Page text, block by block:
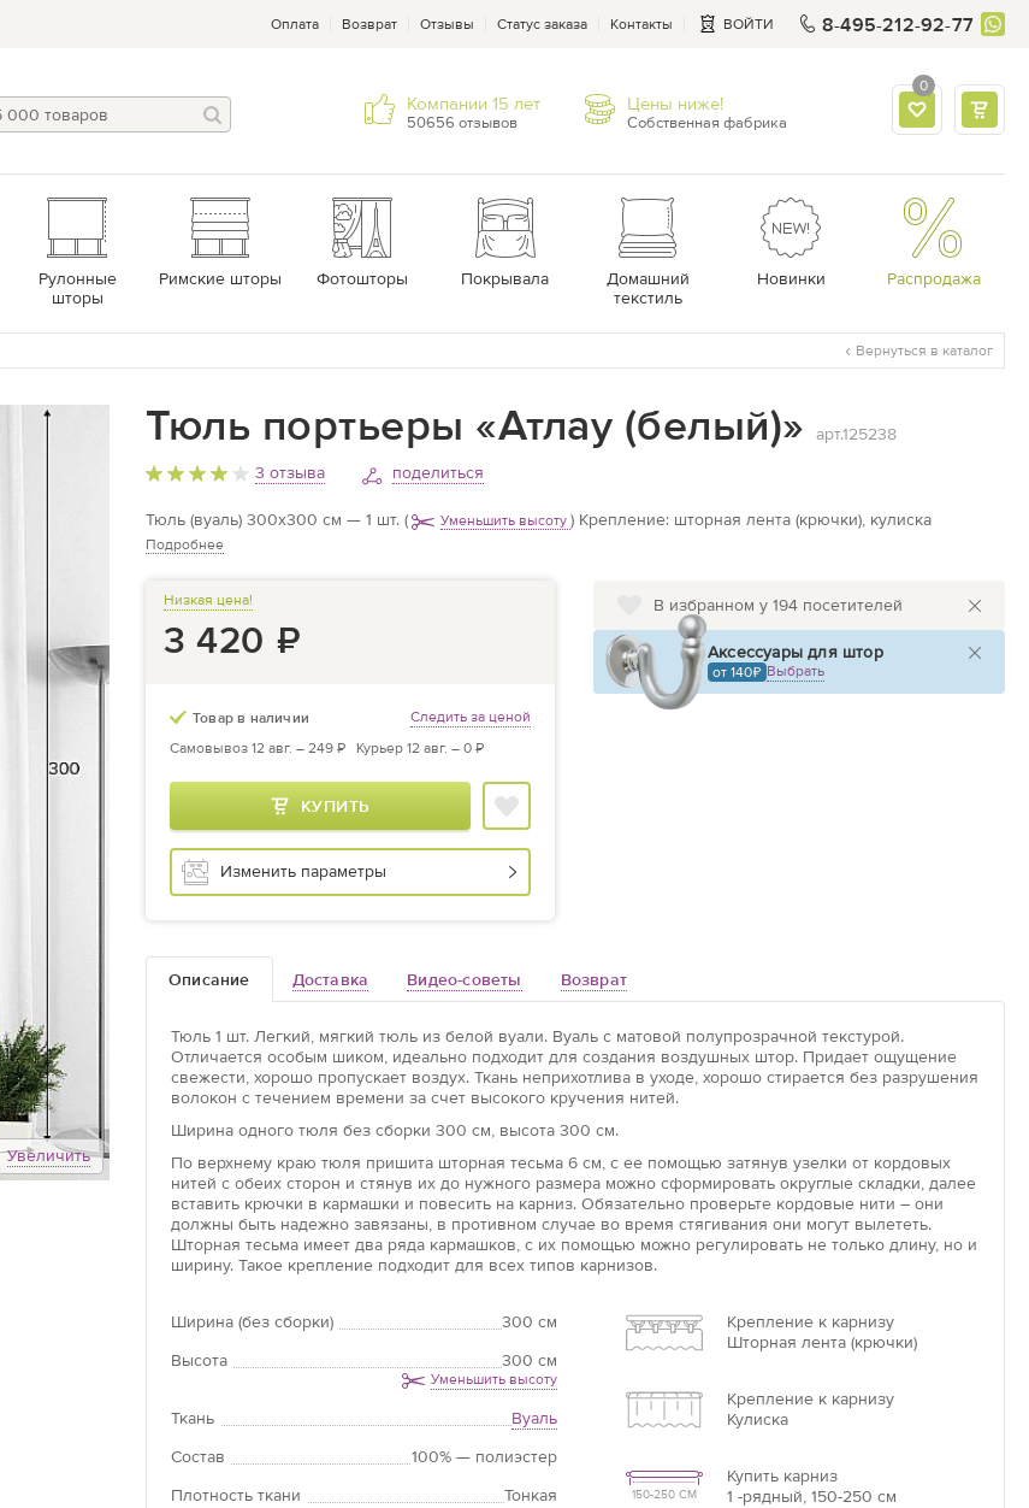
Оплата Возврат Отзывы Статус заказа Контакты ВОЙТИ 8-495-212-92-77
Компании 15 лет
50656 отзывов
Цены ниже!
Собственная фабрика
0
Рулонные
шторы
Римские шторы Фотошторы Покрывала
Домашний
текстиль
Новинки Распродажа
Вернуться в каталог
Увеличить Увеличить
Тюль портьеры «Атлау (белый)»
арт.125238
3 отзыва
поделиться
Тюль (вуаль) 300х300 см — 1 шт. ( Уменьшить высоту ) Крепление: шторная лента (крючки), кулиска
Подробнее
Низкая цена!
3 420 ₽
Товар в наличии
Следить за ценой
Самовывоз 12 авг. – 249 ₽ Курьер 12 авг. – 0 ₽
КУПИТЬ
Изменить параметры
В избранном у 194 посетителей
Аксессуары для штор
от 140 Выбрать
Описание Доставка Видео-советы Возврат
Тюль 1 шт. Легкий, мягкий тюль из белой вуали. Вуаль с матовой полупрозрачной текстурой.
Отличается особым шиком, идеально подходит для создания воздушных штор. Придает ощущение
свежести, хорошо пропускает воздух. Ткань неприхотлива в уходе, хорошо стирается без разрушения
волокон с течением времени за счет высокого кручения нитей.
Ширина одного тюля без сборки 300 см, высота 300 см.
По верхнему краю тюля пришита шторная тесьма 6 см, с ее помощью затянув узелки от кордовых
нитей с обеих сторон и стянув их до нужного размера можно сформировать округлые складки, далее
вставить крючки в кармашки и повесить на карниз. Обязательно проверьте кордовые нити – они
должны быть надежно завязаны, в противном случае во время стягивания они могут вылететь.
Шторная тесьма имеет два ряда кармашков, с их помощью можно регулировать не только длину, но и
ширину. Такое крепление подходит для всех типов карнизов.
Ширина (без сборки)
300 см
Высота
300 см
Уменьшить высоту
Ткань
Вуаль
Состав
100% — полиэстер
Плотность ткани
Тонкая
Крепление к карнизу
Шторная лента (крючки)
Крепление к карнизу
Кулиска
150-250 СМ
Купить карниз
1 -рядный, 150-250 см